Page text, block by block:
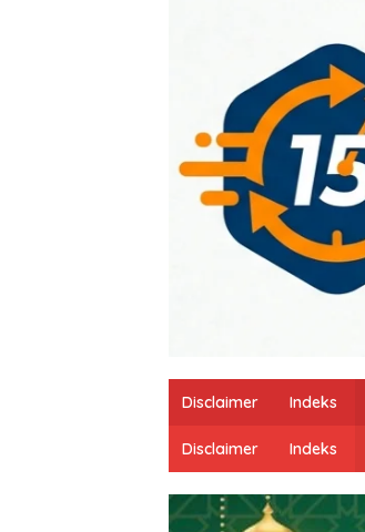
Disclaimer Indeks
Disclaimer Indeks